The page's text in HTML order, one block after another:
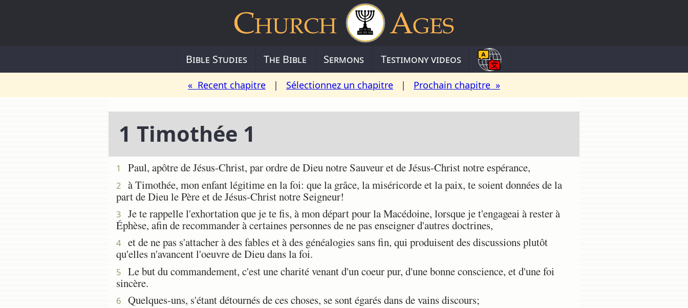
Bible Studies The Bible Sermons Testimony videos
« Recent chapitre | Sélectionnez un chapitre | Prochain chapitre »
1 Timothée 1
1 Paul, apôtre de Jésus-Christ, par ordre de Dieu notre Sauveur et de Jésus-Christ notre espérance,
2
à Timothée, mon enfant légitime en la foi: que la grâce, la miséricorde et la paix, te soient données de la
part de Dieu le Père et de Jésus-Christ notre Seigneur!
3
Je te rappelle l'exhortation que je te fis, à mon départ pour la Macédoine, lorsque je t'engageai à rester à
Éphèse, afin de recommander à certaines personnes de ne pas enseigner d'autres doctrines,
4
et de ne pas s'attacher à des fables et à des généalogies sans fin, qui produisent des discussions plutôt
qu'elles n'avancent l'oeuvre de Dieu dans la foi.
5
Le but du commandement, c'est une charité venant d'un coeur pur, d'une bonne conscience, et d'une foi
sincère.
6 Quelques-uns, s'étant détournés de ces choses, se sont égarés dans de vains discours;